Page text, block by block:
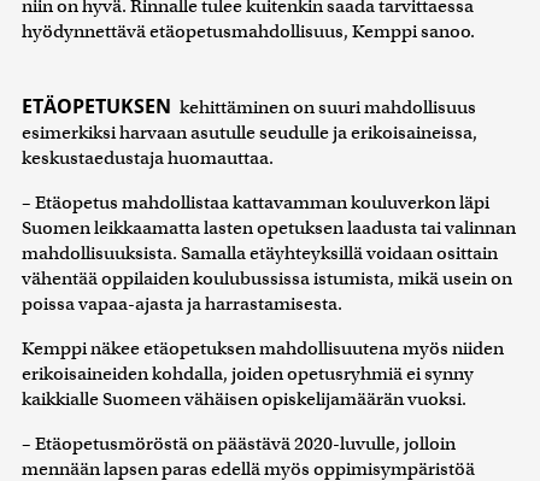
niin on hyvä. Rinnalle tulee kuitenkin saada tarvittaessa
hyödynnettävä etäopetusmahdollisuus, Kemppi sanoo.
ETÄOPETUKSEN kehittäminen on suuri mahdollisuus
esimerkiksi harvaan asutulle seudulle ja erikoisaineissa,
keskustaedustaja huomauttaa.
– Etäopetus mahdollistaa kattavamman kouluverkon läpi
Suomen leikkaamatta lasten opetuksen laadusta tai valinnan
mahdollisuuksista. Samalla etäyhteyksillä voidaan osittain
vähentää oppilaiden koulubussissa istumista, mikä usein on
poissa vapaa-ajasta ja harrastamisesta.
Kemppi näkee etäopetuksen mahdollisuutena myös niiden
erikoisaineiden kohdalla, joiden opetusryhmiä ei synny
kaikkialle Suomeen vähäisen opiskelijamäärän vuoksi.
– Etäopetusmöröstä on päästävä 2020-luvulle, jolloin
mennään lapsen paras edellä myös oppimisympäristöä